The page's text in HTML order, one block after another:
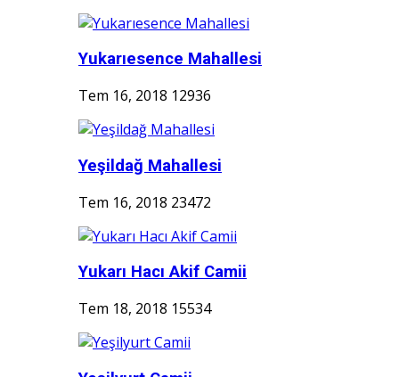
Yukarıesence Mahallesi
Tem 16, 2018 12936
Yeşildağ Mahallesi
Tem 16, 2018 23472
Yukarı Hacı Akif Camii
Tem 18, 2018 15534